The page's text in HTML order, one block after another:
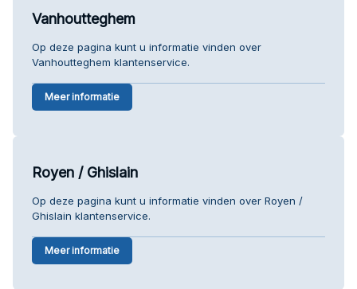
Vanhoutteghem
Op deze pagina kunt u informatie vinden over
Vanhoutteghem klantenservice.
Meer informatie
Royen / Ghislain
Op deze pagina kunt u informatie vinden over Royen /
Ghislain klantenservice.
Meer informatie